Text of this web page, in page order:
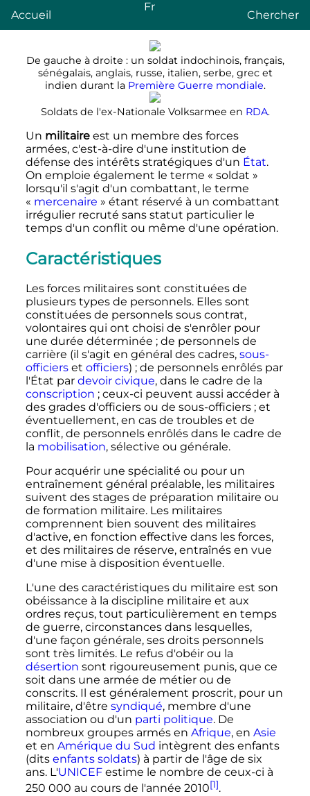
Accueil
Fr
Chercher
De gauche à droite : un soldat indochinois, français,
sénégalais, anglais, russe, italien, serbe, grec et
indien durant la Première Guerre mondiale.
Soldats de l'ex-Nationale Volksarmee en RDA.
Un militaireest un membre des forces
armées, c'est-à-dire d'une institution de
défense des intérêts stratégiques d'un État.
On emploie également le terme « soldat »
lorsqu'il s'agit d'un combattant, le terme
« mercenaire » étant réservé à un combattant
irrégulier recruté sans statut particulier le
temps d'un conflit ou même d'une opération.
Caractéristiques
Les forces militaires sont constituées de
plusieurs types de personnels. Elles sont
constituées de personnels sous contrat,
volontaires qui ont choisi de s'enrôler pour
une durée déterminée ; de personnels de
carrière (il s'agit en général des cadres, sous-
officierset officiers) ; de personnels enrôlés par
l'État par devoir civique, dans le cadre de la
conscription ; ceux-ci peuvent aussi accéder à
des grades d'officiers ou de sous-officiers ; et
éventuellement, en cas de troubles et de
conflit, de personnels enrôlés dans le cadre de
la mobilisation, sélective ou générale.
Pour acquérir une spécialité ou pour un
entraînement général préalable, les militaires
suivent des stages de préparation militaire ou
de formation militaire. Les militaires
comprennent bien souvent des militaires
d'active, en fonction effective dans les forces,
et des militaires de réserve, entraînés en vue
d'une mise à disposition éventuelle.
L'une des caractéristiques du militaire est son
obéissance à la discipline militaire et aux
ordres reçus, tout particulièrement en temps
de guerre, circonstances dans lesquelles,
d'une façon générale, ses droits personnels
sont très limités. Le refus d'obéir ou la
désertion sont rigoureusement punis, que ce
soit dans une armée de métier ou de
conscrits. Il est généralement proscrit, pour un
militaire, d'être syndiqué, membre d'une
association ou d'un parti politique. De
nombreux groupes armés en Afrique, en Asie
et en Amérique du Sud intègrent des enfants
(dits enfants soldats) à partir de l'âge de six
ans. L'UNICEFestime le nombre de ceux-ci à
250 000 au cours de l'année 2010[1].